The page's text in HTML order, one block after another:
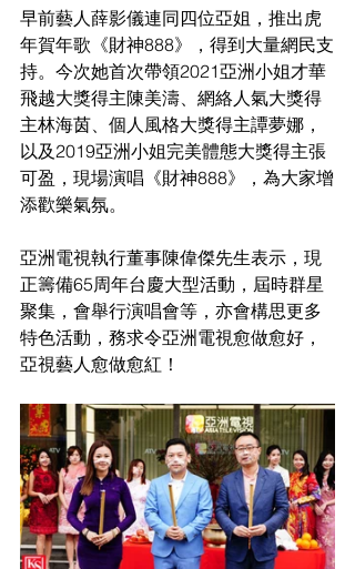
早前藝人薛影儀連同四位亞姐，推出虎
年賀年歌《財神888》，得到大量網民支
持。今次她首次帶領2021亞洲小姐才華
飛越大獎得主陳美濤、網絡人氣大獎得
主林海茵、個人風格大獎得主譚夢娜，
以及2019亞洲小姐完美體態大獎得主張
可盈，現場演唱《財神888》，為大家增
添歡樂氣氛。
亞洲電視執行董事陳偉傑先生表示，現
正籌備65周年台慶大型活動，屆時群星
聚集，會舉行演唱會等，亦會構思更多
特色活動，務求令亞洲電視愈做愈好，
亞視藝人愈做愈紅！